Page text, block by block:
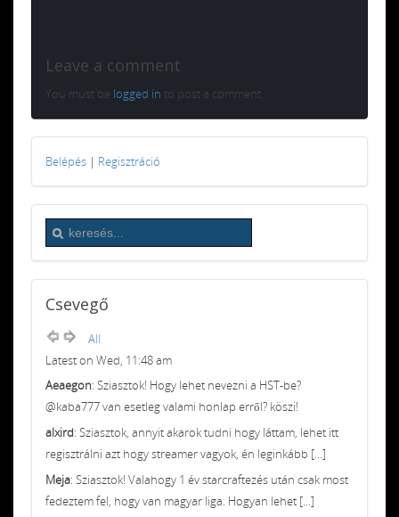
Leave a comment
You must be logged in to post a comment.
Belépés | Regisztráció
Csevegő
All
Latest on Wed, 11:48 am
Aeaegon: Sziasztok! Hogy lehet nevezni a HST-be?
@kaba777 van esetleg valami honlap erről? köszi!
alxird: Sziasztok, annyit akarok tudni hogy láttam, lehet itt
regisztrálni azt hogy streamer vagyok, én leginkább [...]
Meja: Sziasztok! Valahogy 1 év starcraftezés után csak most
fedeztem fel, hogy van magyar liga. Hogyan lehet [...]